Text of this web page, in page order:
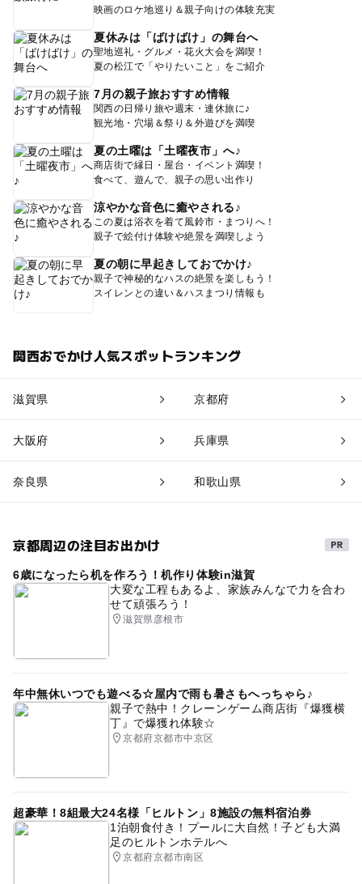
映画のロケ地巡り＆親子向けの体験充実
夏休みは「ばけばけ」の舞台へ
聖地巡礼・グルメ・花火大会を満喫！
夏の松江で「やりたいこと」をご紹介
7月の親子旅おすすめ情報
関西の日帰り旅や週末・連休旅に♪
観光地・穴場＆祭り＆外遊びを満喫
夏の土曜は「土曜夜市」へ♪
商店街で縁日・屋台・イベント満喫！
食べて、遊んで、親子の思い出作り
涼やかな音色に癒やされる♪
この夏は浴衣を着て風鈴市・まつりへ！
親子で絵付け体験や絶景を満喫しよう
夏の朝に早起きしておでかけ♪
親子で神秘的なハスの絶景を楽しもう！
スイレンとの違い＆ハスまつり情報も
関西おでかけ人気スポットランキング
滋賀県 京都府
大阪府 兵庫県
奈良県 和歌山県
京都周辺の注目お出かけ
6歳になったら机を作ろう！机作り体験in滋賀
大変な工程もあるよ、家族みんなで力を合わ
せて頑張ろう！
滋賀県彦根市
年中無休いつでも遊べる☆屋内で雨も暑さもへっちゃら♪
親子で熱中！クレーンゲーム商店街『爆獲横
丁』で爆獲れ体験☆
京都府京都市中京区
超豪華！8組最大24名様「ヒルトン」8施設の無料宿泊券
1泊朝食付き！プールに大自然！子ども大満
足のヒルトンホテルへ
京都府京都市南区